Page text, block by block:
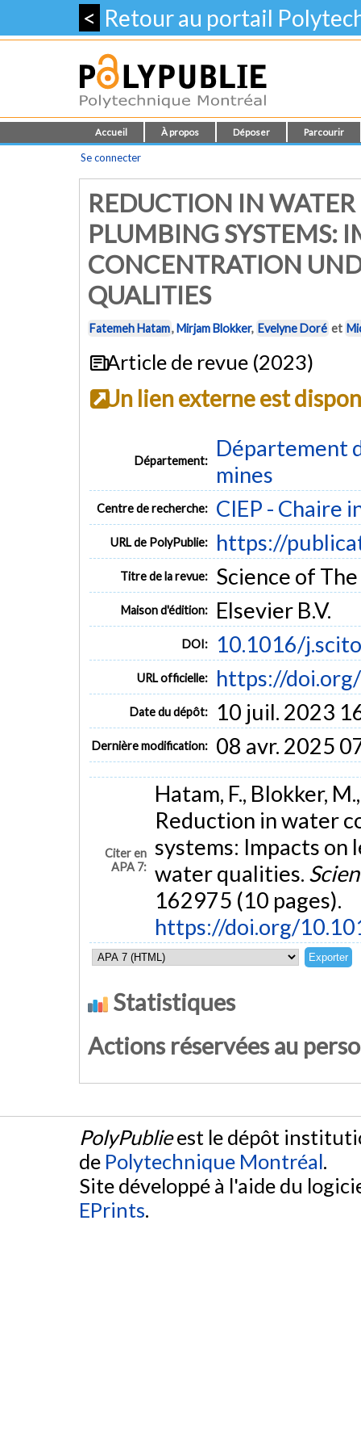
< Retour au portail
Accueil À propos Déposer Parcourir
Se connecter
REDUCTION IN
PLUMBING SYSTEMS:
CONCENTRATION
QUALITIES
Fatemeh Hatam,Mirjam Blokker, Evelyne Doré et
Article de revue (2023)
Un lien externe est
Département:
Département
mines
Centre de recherche: CIEP - Chaire
URL de PolyPublie: https://
Titre de la revue: Science of
Maison d'édition: Elsevier B.V.
DOI: 10.1016/
URL officielle: https://
Date du dépôt: 10 juil. 2023
Dernière modification: 08 avr. 2025
Citer en
APA 7:
Hatam, F., Blokker,
Reduction in water
systems: Impacts
water qualities.
162975 (10 pages).
https://doi.org/
Statistiques
Actions réservées au
PolyPublieest le dépôt
de Polytechnique Montréal.
Site développé à l'aide du
EPrints.